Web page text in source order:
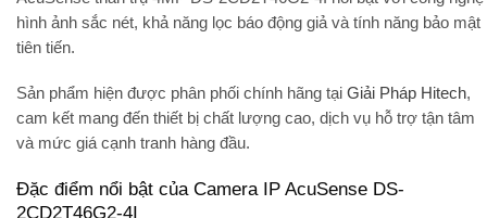
hình ảnh sắc nét, khả năng lọc báo động giả và tính năng bảo mật
tiên tiến.
Sản phẩm hiện được phân phối chính hãng tại Giải Pháp Hitech,
cam kết mang đến thiết bị chất lượng cao, dịch vụ hỗ trợ tận tâm
và mức giá cạnh tranh hàng đầu.
Đặc điểm nổi bật của Camera IP AcuSense DS-
2CD2T46G2-4I